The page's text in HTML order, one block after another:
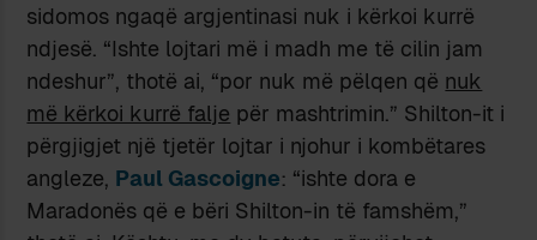
sidomos ngaqë argjentinasi nuk i kërkoi kurrë
ndjesë. “Ishte lojtari më i madh me të cilin jam
ndeshur”, thotë ai, “por nuk më pëlqen që nuk
më kërkoi kurrë falje për mashtrimin.” Shilton-it i
përgjigjet një tjetër lojtar i njohur i kombëtares
angleze, Paul Gascoigne: “ishte dora e
Maradonës që e bëri Shilton-in të famshëm,”